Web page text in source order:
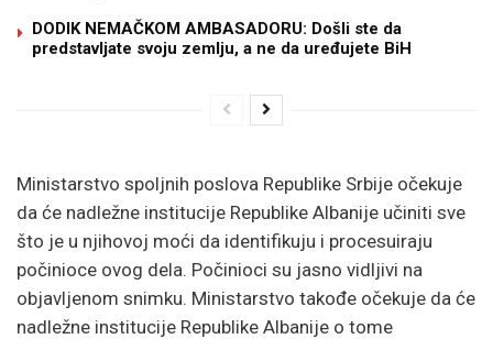
DODIK NEMAČKOM AMBASADORU: Došli ste da
predstavljate svoju zemlju, a ne da uređujete BiH
Ministarstvo spoljnih poslova Republike Srbije očekuje
da će nadležne institucije Republike Albanije učiniti sve
što je u njihovoj moći da identifikuju i procesuiraju
počinioce ovog dela. Počinioci su jasno vidljivi na
objavljenom snimku. Ministarstvo takođe očekuje da će
nadležne institucije Republike Albanije o tome